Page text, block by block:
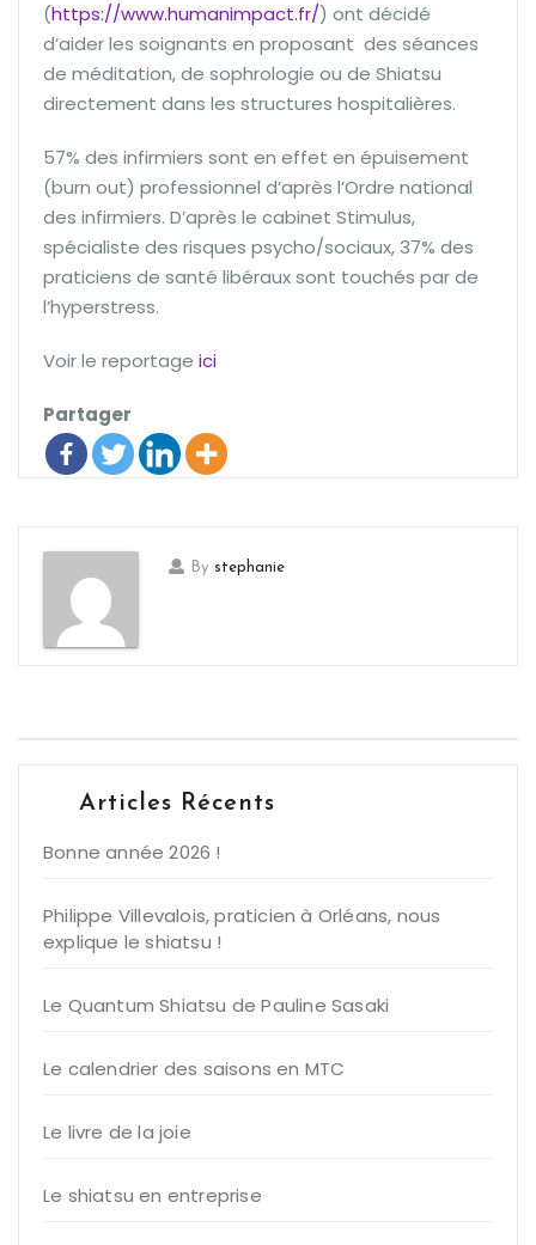
(https://www.humanimpact.fr/) ont décidé
d’aider les soignants en proposant des séances
de méditation, de sophrologie ou de Shiatsu
directement dans les structures hospitalières.
57% des infirmiers sont en effet en épuisement
(burn out) professionnel d’après l’Ordre national
des infirmiers. D’après le cabinet Stimulus,
spécialiste des risques psycho/sociaux, 37% des
praticiens de santé libéraux sont touchés par de
l’hyperstress.
Voir le reportage ici
Partager
By stephanie
Articles Récents
Bonne année 2026 !
Philippe Villevalois, praticien à Orléans, nous
explique le shiatsu !
Le Quantum Shiatsu de Pauline Sasaki
Le calendrier des saisons en MTC
Le livre de la joie
Le shiatsu en entreprise